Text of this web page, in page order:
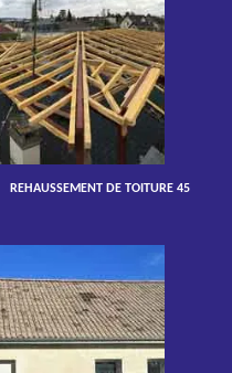
REHAUSSEMENT DE TOITURE 45